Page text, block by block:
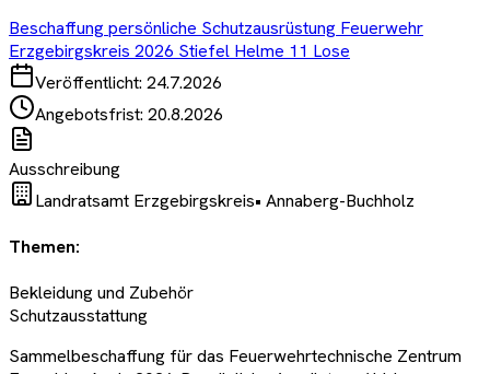
Beschaffung persönliche Schutzausrüstung Feuerwehr
Erzgebirgskreis 2026 Stiefel Helme 11 Lose
Veröffentlicht: 24.7.2026
Angebotsfrist: 20.8.2026
Ausschreibung
Landratsamt Erzgebirgskreis• Annaberg-Buchholz
Themen:
Bekleidung und Zubehör
Schutzausstattung
Sammelbeschaffung für das Feuerwehrtechnische Zentrum